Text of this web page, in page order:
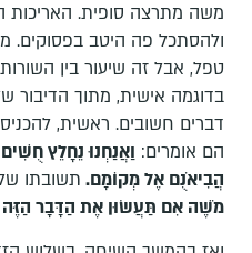
משה מתרצה סופית. האריכות
ולהסתכל פה היטב בפסוקים.
טפל, אבל זה שיעור בין
בדוגמה אישית, מתוך הדיבור
דברים חשובים. ראשית,
הם אומרים: וַאֲנַחְנוּ נֵחָלֵץ
הֲבִיאֹנֻם אֶל מְקוֹמָם. תשובתו
מֹשֶׁה אִם תַּעֲשׂוּן אֶת הַדָּבָר